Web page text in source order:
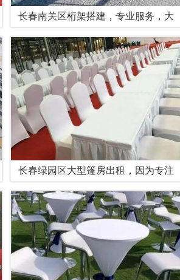
长春南关区桁架搭建，专业服务，大
长春绿园区大型篷房出租，因为专注